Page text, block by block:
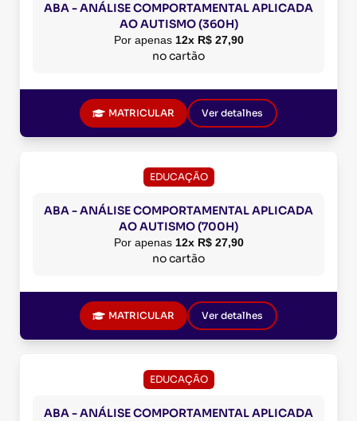
ABA - ANÁLISE COMPORTAMENTAL APLICADA
AO AUTISMO (360H)
Por apenas 12x R$ 27,90
no cartão
MATRICULAR Ver detalhes
EDUCAÇÃO
ABA - ANÁLISE COMPORTAMENTAL APLICADA
AO AUTISMO (700H)
Por apenas 12x R$ 27,90
no cartão
MATRICULAR Ver detalhes
EDUCAÇÃO
ABA - ANÁLISE COMPORTAMENTAL APLICADA